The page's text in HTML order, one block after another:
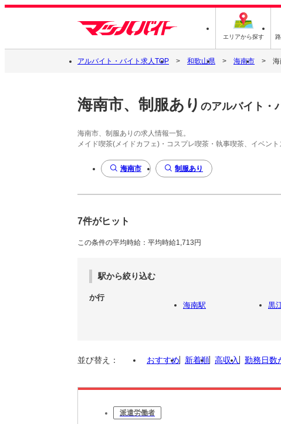
エリアから探す
アルバイト・バイト求人TOP 和歌山県 海南市 海
海南市、制服あり のアルバイト・
海南市、制服ありの求人情報一覧。
メイド喫茶(メイドカフェ)・コスプレ喫茶・執事喫茶、イベン
海南市 制服あり
7件がヒット
この条件の平均時給：平均時給1,713円
駅から絞り込む
か行
海南駅
黒
並び替え： おすすめ 新着順 高収入 勤務日数
派遣労働者